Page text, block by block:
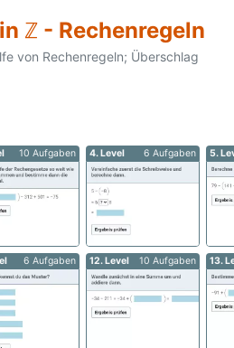
ℤ - Rechenregeln
von Rechenregeln; Überschlag
10 Aufgaben 4. Level 6 Aufgaben 5.
6 Aufgaben 12. Level 10 Aufgaben 13.